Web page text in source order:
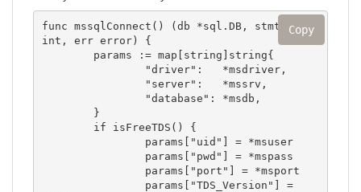
func mssqlConnect() (db *sql.DB, stmtCount
int, err error) {
Copy